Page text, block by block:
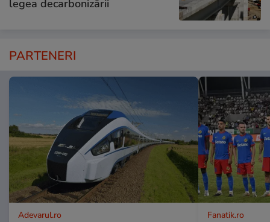
legea decarbonizării
PARTENERI
Adevarul.ro Fanatik.ro